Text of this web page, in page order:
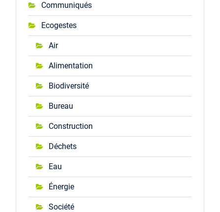
Communiqués
Ecogestes
Air
Alimentation
Biodiversité
Bureau
Construction
Déchets
Eau
Énergie
Société